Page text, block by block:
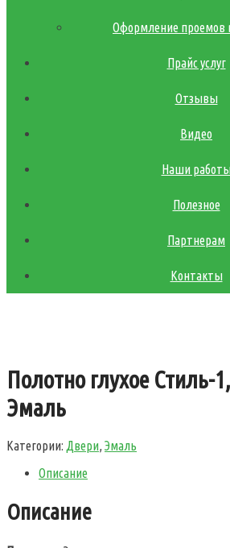
Оформление проемов
Прайс услуг
Отзывы
Видео
Наши
Полезное
Партнерам
Контакты
Полотно глухое Стиль-
Эмаль
Категории: Двери, Эмаль
Описание
Описание